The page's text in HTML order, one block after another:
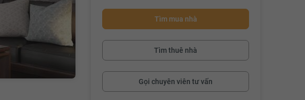
Tìm mua nhà
Tìm thuê nhà
Gọi chuyên viên tư vấn